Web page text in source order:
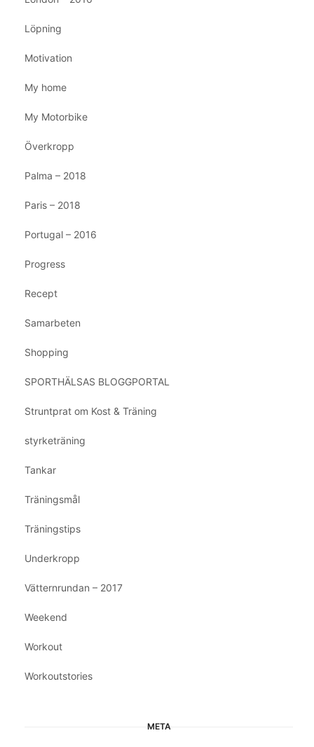
Löpning
Motivation
My home
My Motorbike
Överkropp
Palma – 2018
Paris – 2018
Portugal – 2016
Progress
Recept
Samarbeten
Shopping
SPORTHÄLSAS BLOGGPORTAL
Struntprat om Kost & Träning
styrketräning
Tankar
Träningsmål
Träningstips
Underkropp
Vätternrundan – 2017
Weekend
Workout
Workoutstories
META